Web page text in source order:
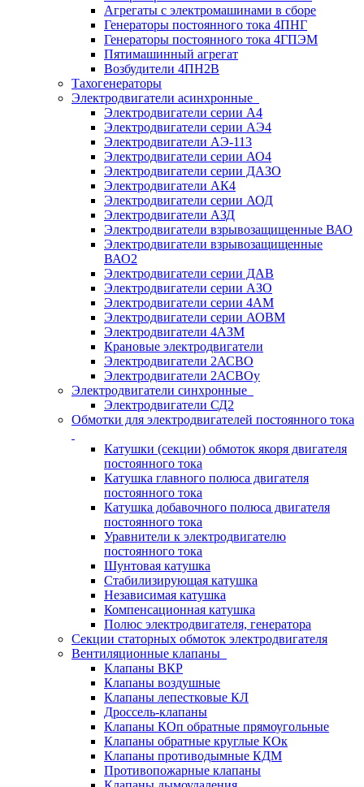
Агрегаты с электромашинами в сборе
Генераторы постоянного тока 4ПНГ
Генераторы постоянного тока 4ГПЭМ
Пятимашинный агрегат
Возбудители 4ПН2В
Тахогенераторы
Электродвигатели асинхронные
Электродвигатели серии А4
Электродвигатели серии АЭ4
Электродвигатели АЭ-113
Электродвигатели серии АО4
Электродвигатели серии ДАЗО
Электродвигатели АК4
Электродвигатели серии АОД
Электродвигатели АЗД
Электродвигатели взрывозащищенные ВАО
Электродвигатели взрывозащищенные
ВАО2
Электродвигатели серии ДАВ
Электродвигатели серии АЗО
Электродвигатели серии 4АМ
Электродвигатели серии АОВМ
Электродвигатели 4АЗМ
Крановые электродвигатели
Электродвигатели 2АСВО
Электродвигатели 2АСВОу
Электродвигатели синхронные
Электродвигатели СД2
Обмотки для электродвигателей постоянного тока
Катушки (секции) обмоток якоря двигателя
постоянного тока
Катушка главного полюса двигателя
постоянного тока
Катушка добавочного полюса двигателя
постоянного тока
Уравнители к электродвигателю
постоянного тока
Шунтовая катушка
Стабилизирующая катушка
Независимая катушка
Компенсационная катушка
Полюс электродвигателя, генератора
Секции статорных обмоток электродвигателя
Вентиляционные клапаны
Клапаны ВКР
Клапаны воздушные
Клапаны лепестковые КЛ
Дроссель-клапаны
Клапаны КОп обратные прямоугольные
Клапаны обратные круглые КОк
Клапаны противодымные КДМ
Противопожарные клапаны